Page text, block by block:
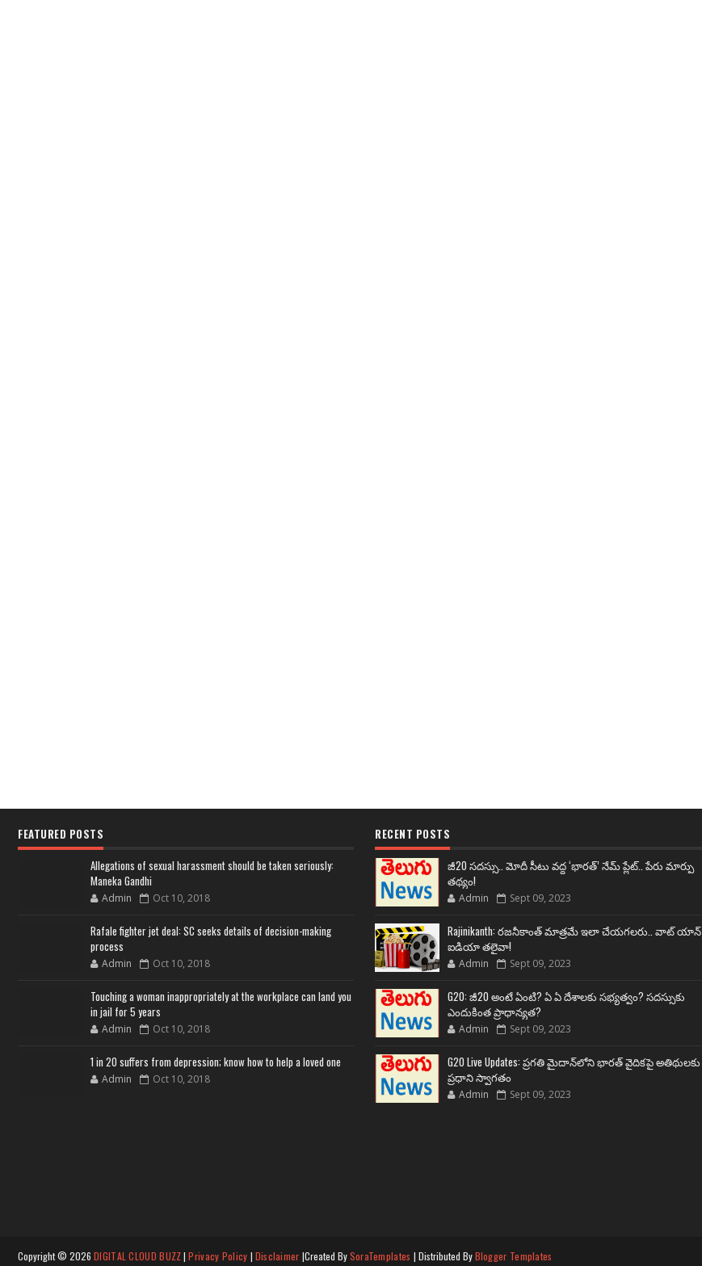
FEATURED POSTS
Allegations of sexual harassment should be taken seriously:
Maneka Gandhi
Admin Oct 10, 2018
Rafale fighter jet deal: SC seeks details of decision-making
process
Admin Oct 10, 2018
Touching a woman inappropriately at the workplace can land you
in jail for 5 years
Admin Oct 10, 2018
1 in 20 suffers from depression; know how to help a loved one
Admin Oct 10, 2018
RECENT POSTS
జీ20 సదస్సు.. మోదీ సీటు వద్ద ‘భారత్’ నేమ్ ప్లేట్‌.. పేరు మార్పు
తథ్యం!
Admin Sept 09, 2023
Rajinikanth: రజనీకాంత్ మాత్రమే ఇలా చేయగలరు.. వాట్ యాన్
ఐడియా తలైవా!
Admin Sept 09, 2023
G20: జీ20 అంటే ఏంటి? ఏ ఏ దేశాలకు సభ్యత్వం? సదస్సుకు
ఎందుకింత ప్రాధాన్యత?
Admin Sept 09, 2023
G20 Live Updates: ప్రగతి మైదాన్‌లోని భారత్ వైదికపై అతిథులకు
ప్రధాని స్వాగతం
Admin Sept 09, 2023
Copyright © 2026 DIGITAL CLOUD BUZZ|Privacy Policy | Disclaimer |Created BySoraTemplates | Distributed ByBlogger Templates